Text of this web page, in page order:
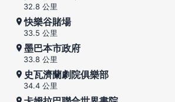
32.8 公里
快樂谷賭場
33.5 公里
墨巴本市政府
33.8 公里
史瓦濟蘭劇院俱樂部
34.4 公里